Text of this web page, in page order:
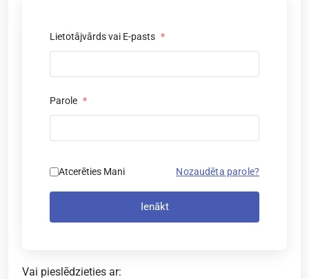
Lietotājvārds vai E-pasts *
Parole *
Atcerēties Mani Nozaudēta parole?
Ienākt
Vai pieslēdzieties ar: